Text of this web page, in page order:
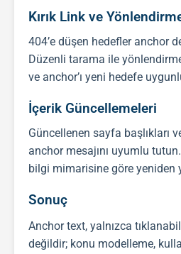
Kırık Link ve
404’e düşen hedefler anchor
Düzenli tarama ile
ve anchor’ı yeni hedefe
İçerik Güncellemeleri
Güncellenen sayfa başlıkları
anchor mesajını uyumlu
bilgi mimarisine göre yeniden
Sonuç
Anchor text, yalnızca
değildir; konu modelleme,